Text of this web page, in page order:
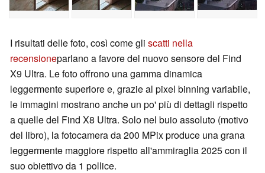
I risultati delle foto, così come gli scatti nella
recensioneparlano a favore del nuovo sensore del Find
X9 Ultra. Le foto offrono una gamma dinamica
leggermente superiore e, grazie al pixel binning variabile,
le immagini mostrano anche un po' più di dettagli rispetto
a quelle del Find X8 Ultra. Solo nel buio assoluto (motivo
del libro), la fotocamera da 200 MPix produce una grana
leggermente maggiore rispetto all'ammiraglia 2025 con il
suo obiettivo da 1 pollice.